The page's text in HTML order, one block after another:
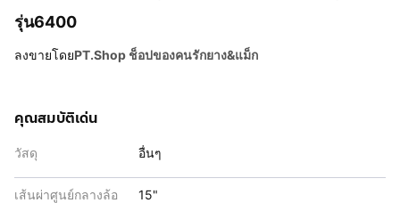
รุ่น6400
ลงขายโดยPT.Shop ช็อปของคนรักยาง&แม็ก
คุณสมบัติเด่น
วัสดุ อื่นๆ
เส้นผ่าศูนย์กลางล้อ
15"